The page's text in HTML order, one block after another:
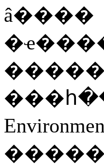
â����